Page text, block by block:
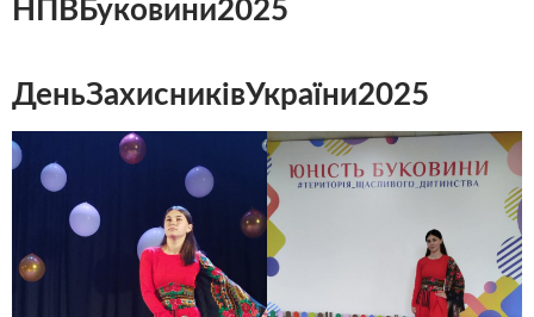
НПВБуковини2025
ДеньЗахисниківУкраїни2025